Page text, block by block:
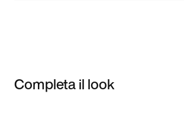
Completa il look